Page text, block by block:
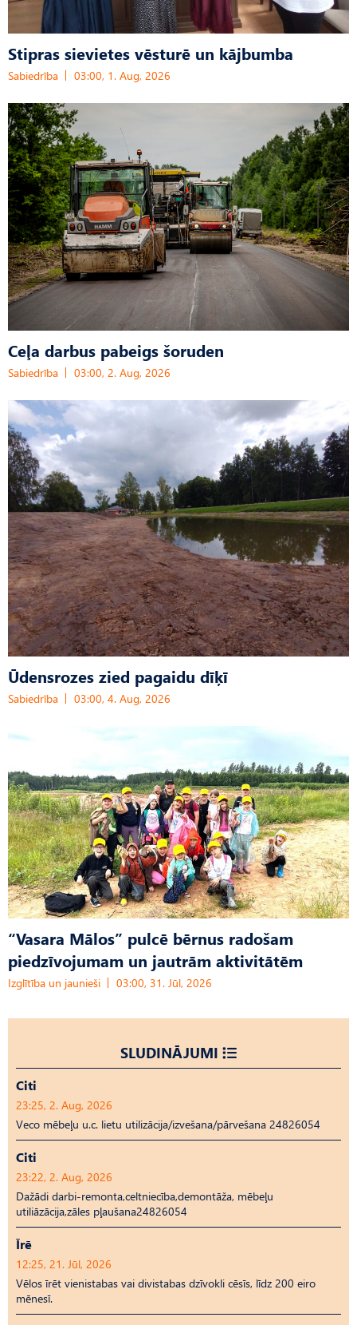
Stipras sievietes vēsturē un kājbumba
Sabiedrība 03:00, 1. Aug, 2026
Ceļa darbus pabeigs šoruden
Sabiedrība 03:00, 2. Aug, 2026
Ūdensrozes zied pagaidu dīķī
Sabiedrība 03:00, 4. Aug, 2026
“Vasara Mālos” pulcē bērnus radošam
piedzīvojumam un jautrām aktivitātēm
Izglītība un jaunieši 03:00, 31. Jūl, 2026
SLUDINĀJUMI
Citi
23:25, 2. Aug, 2026
Veco mēbeļu u.c. lietu utilizācija/izvešana/pārvešana 24826054
Citi
23:22, 2. Aug, 2026
Dažādi darbi-remonta,celtniecība,demontāža, mēbeļu
utiliāzācija,zāles pļaušana24826054
Īrē
12:25, 21. Jūl, 2026
Vēlos īrēt vienistabas vai divistabas dzīvokli cēsīs, līdz 200 eiro
mēnesī.